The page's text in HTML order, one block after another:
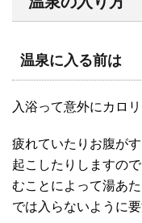
温泉に入る前は
入浴って意外にカロ
疲れていたりお腹が
起こしたりしますの
むことによって湯あ
では入らないように要